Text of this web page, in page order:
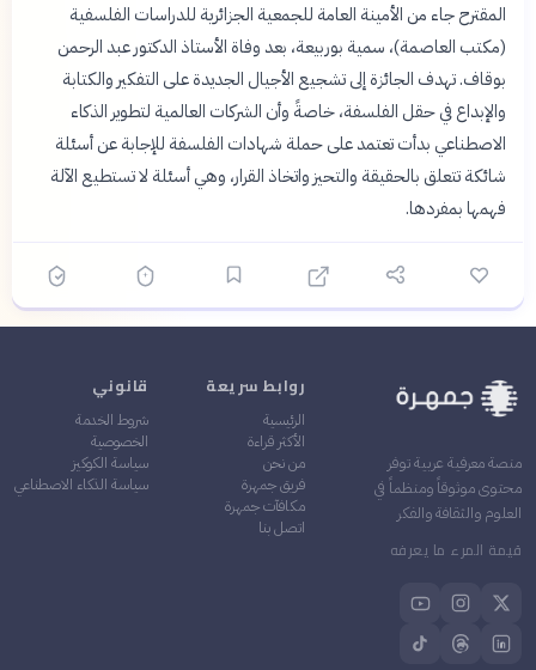
المقترح جاء من الأمينة العامة للجمعية الجزائرية للدراسات الفلسفية
(مكتب العاصمة)، سمية بوربيعة، بعد وفاة الأستاذ الدكتور عبد الرحمن
بوقاف. تهدف الجائزة إلى تشجيع الأجيال الجديدة على التفكير والكتابة
والإبداع في حقل الفلسفة، خاصةً وأن الشركات العالمية لتطوير الذكاء
الاصطناعي بدأت تعتمد على حملة شهادات الفلسفة للإجابة عن أسئلة
شائكة تتعلق بالحقيقة والتحيز واتخاذ القرار، وهي أسئلة لا تستطيع الآلة
فهمها بمفردها.
منصة معرفية عربية توفر
محتوى موثوقاً ومنظماً في
العلوم والثقافة والفكر
قيمة المرء ما يعرفه
روابط سريعة
الرئيسية
الأكثر قراءة
من نحن
فريق جمهرة
مكافآت جمهرة
اتصل بنا
قانوني
شروط الخدمة
الخصوصية
سياسة الكوكيز
سياسة الذكاء الاصطناعي